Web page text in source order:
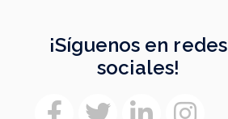
¡Síguenos en redes
sociales!